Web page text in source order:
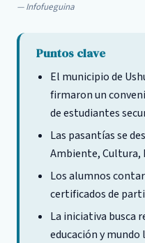
Infofueguina
Puntos clave
El municipio de
firmaron un
de estudiantes
Las pasantías se
Ambiente, Cultura,
Los alumnos
certificados de
La iniciativa busca
educación y